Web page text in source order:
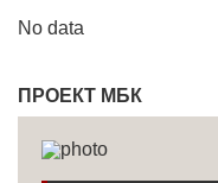
No data
ПРОЕКТ МБК